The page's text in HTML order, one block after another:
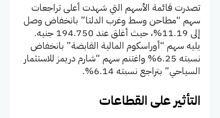
تصدرت قائمة الأسهم التي شهدت أعلى تراجعات
سهم “مطاحن وسط وغرب الدلتا” بانخفاض وصل
إلى 11.19%، حيث أغلق عند 194.750 جنيه.
يليه سهم “أوراسكوم المالية القابضة” بانخفاض
نسبته 6.25% واغتنم سهم “شارم دريمز للاستثمار
السياحي” بتراجع نسبته 6.14%.
التأثير على القطاعات